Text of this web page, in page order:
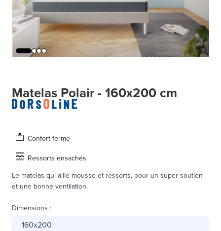
Matelas Polair - 160x200 cm
Confort ferme
Ressorts ensachés
Le matelas qui allie mousse et ressorts, pour un super soutien
et une bonne ventilation.
Dimensions :
160x200